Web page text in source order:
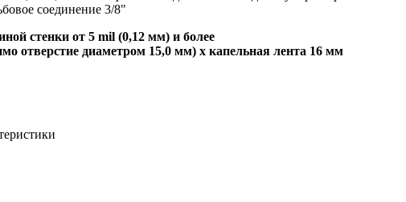
соединение 3/8"
стенки от 5 mil (0,12 мм) и более
отверстие диаметром 15,0 мм) x капельная лента 16 мм